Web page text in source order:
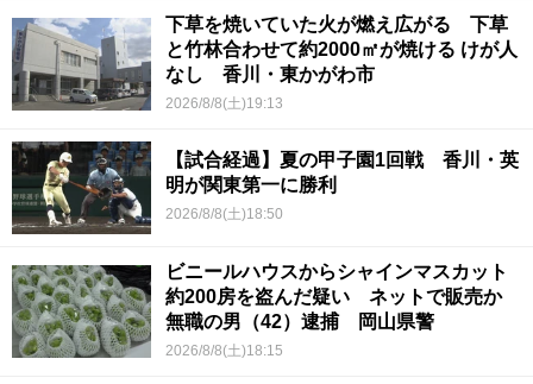
下草を焼いていた火が燃え広がる 下草
と竹林合わせて約2000㎡が焼ける けが人
なし 香川・東かがわ市
2026/8/8(土)19:13
【試合経過】夏の甲子園1回戦 香川・英
明が関東第一に勝利
2026/8/8(土)18:50
ビニールハウスからシャインマスカット
約200房を盗んだ疑い ネットで販売か
無職の男（42）逮捕 岡山県警
2026/8/8(土)18:15